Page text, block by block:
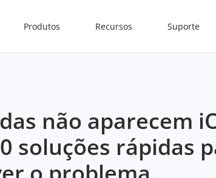
Produtos Recursos Suporte
não aparecem
soluções rápidas